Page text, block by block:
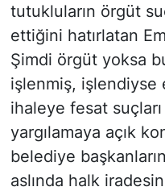
tutukluların örgüt
ettiğini hatırlatan
Şimdi örgüt yoksa
işlenmiş, işlendiyse
ihaleye fesat
yargılamaya açık
belediye
aslında halk